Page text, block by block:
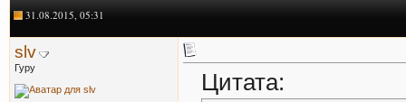
31.08.2015, 05:31
slv
Гуру
Цитата: